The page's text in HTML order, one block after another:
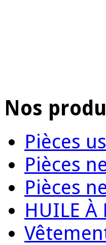
Nos
Pièces
Pièces
Pièces
HUILE À